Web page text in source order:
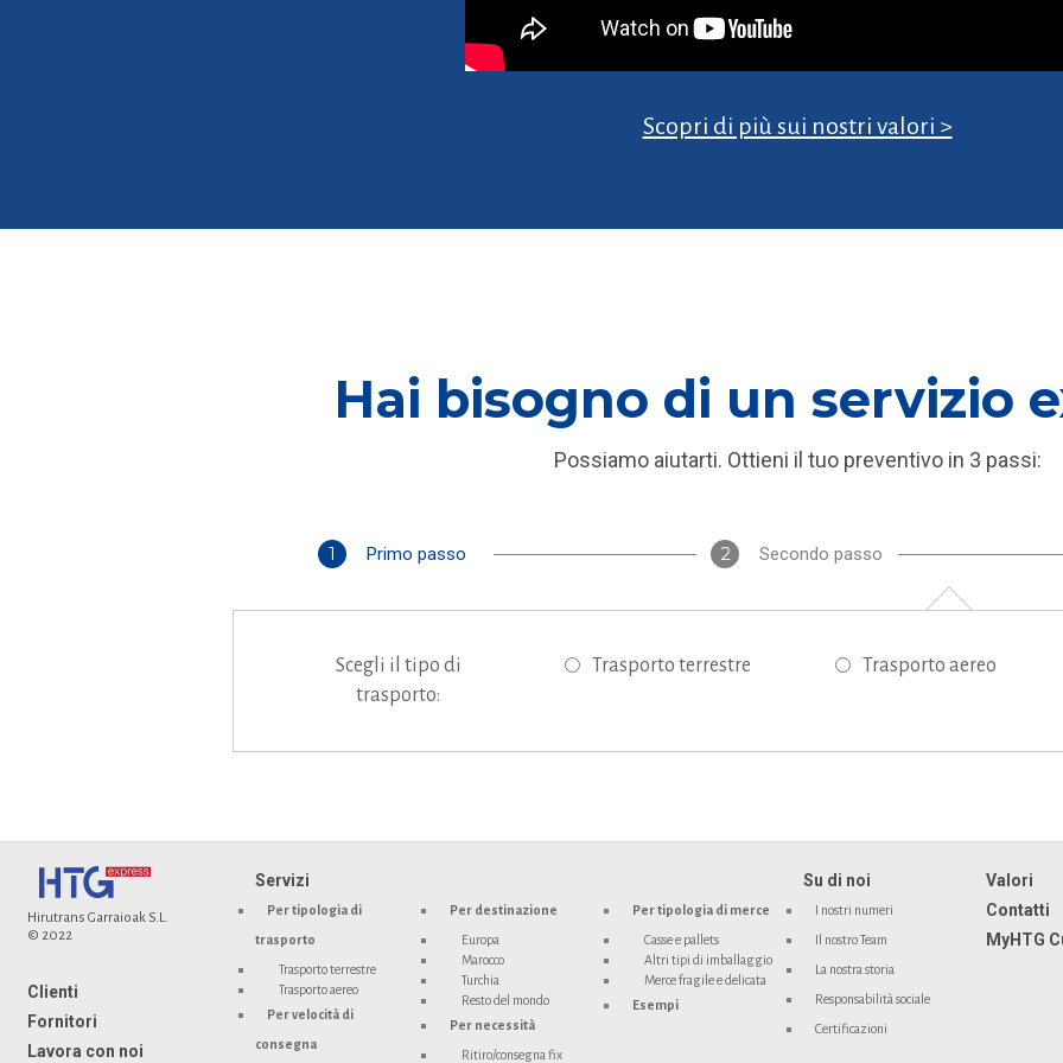
Scopri di più sui nostri valori >
Hai bisogno di un servizio
Possiamo aiutarti. Ottieni il tuo preventivo in 3 passi:
1 Primo passo 2 Secondo passo
Scegli il tipo di
trasporto:
Trasporto terrestre Trasporto aereo
Hirutrans Garraioak S.L.
© 2022
Clienti
Fornitori
Lavora con noi
Servizi
Per tipologia di
trasporto
Trasporto terrestre
Trasporto aereo
Per velocità di
consegna
Per destinazione
Europa
Marocco
Turchia
Resto del mondo
Per necessità
Ritiro/consegna fix
Per tipologia di merce
Casse e pallets
Altri tipi di imballaggio
Merce fragile e delicata
Esempi
Su di noi
I nostri numeri
Il nostro Team
La nostra storia
Responsabilità sociale
Certificazioni
Valori
Contatti
MyHTG